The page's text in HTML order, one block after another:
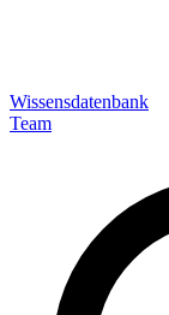
Wissensdatenbank
Team